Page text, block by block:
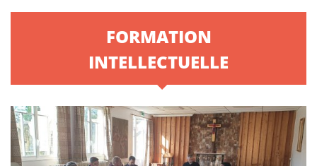
FORMATION
INTELLECTUELLE